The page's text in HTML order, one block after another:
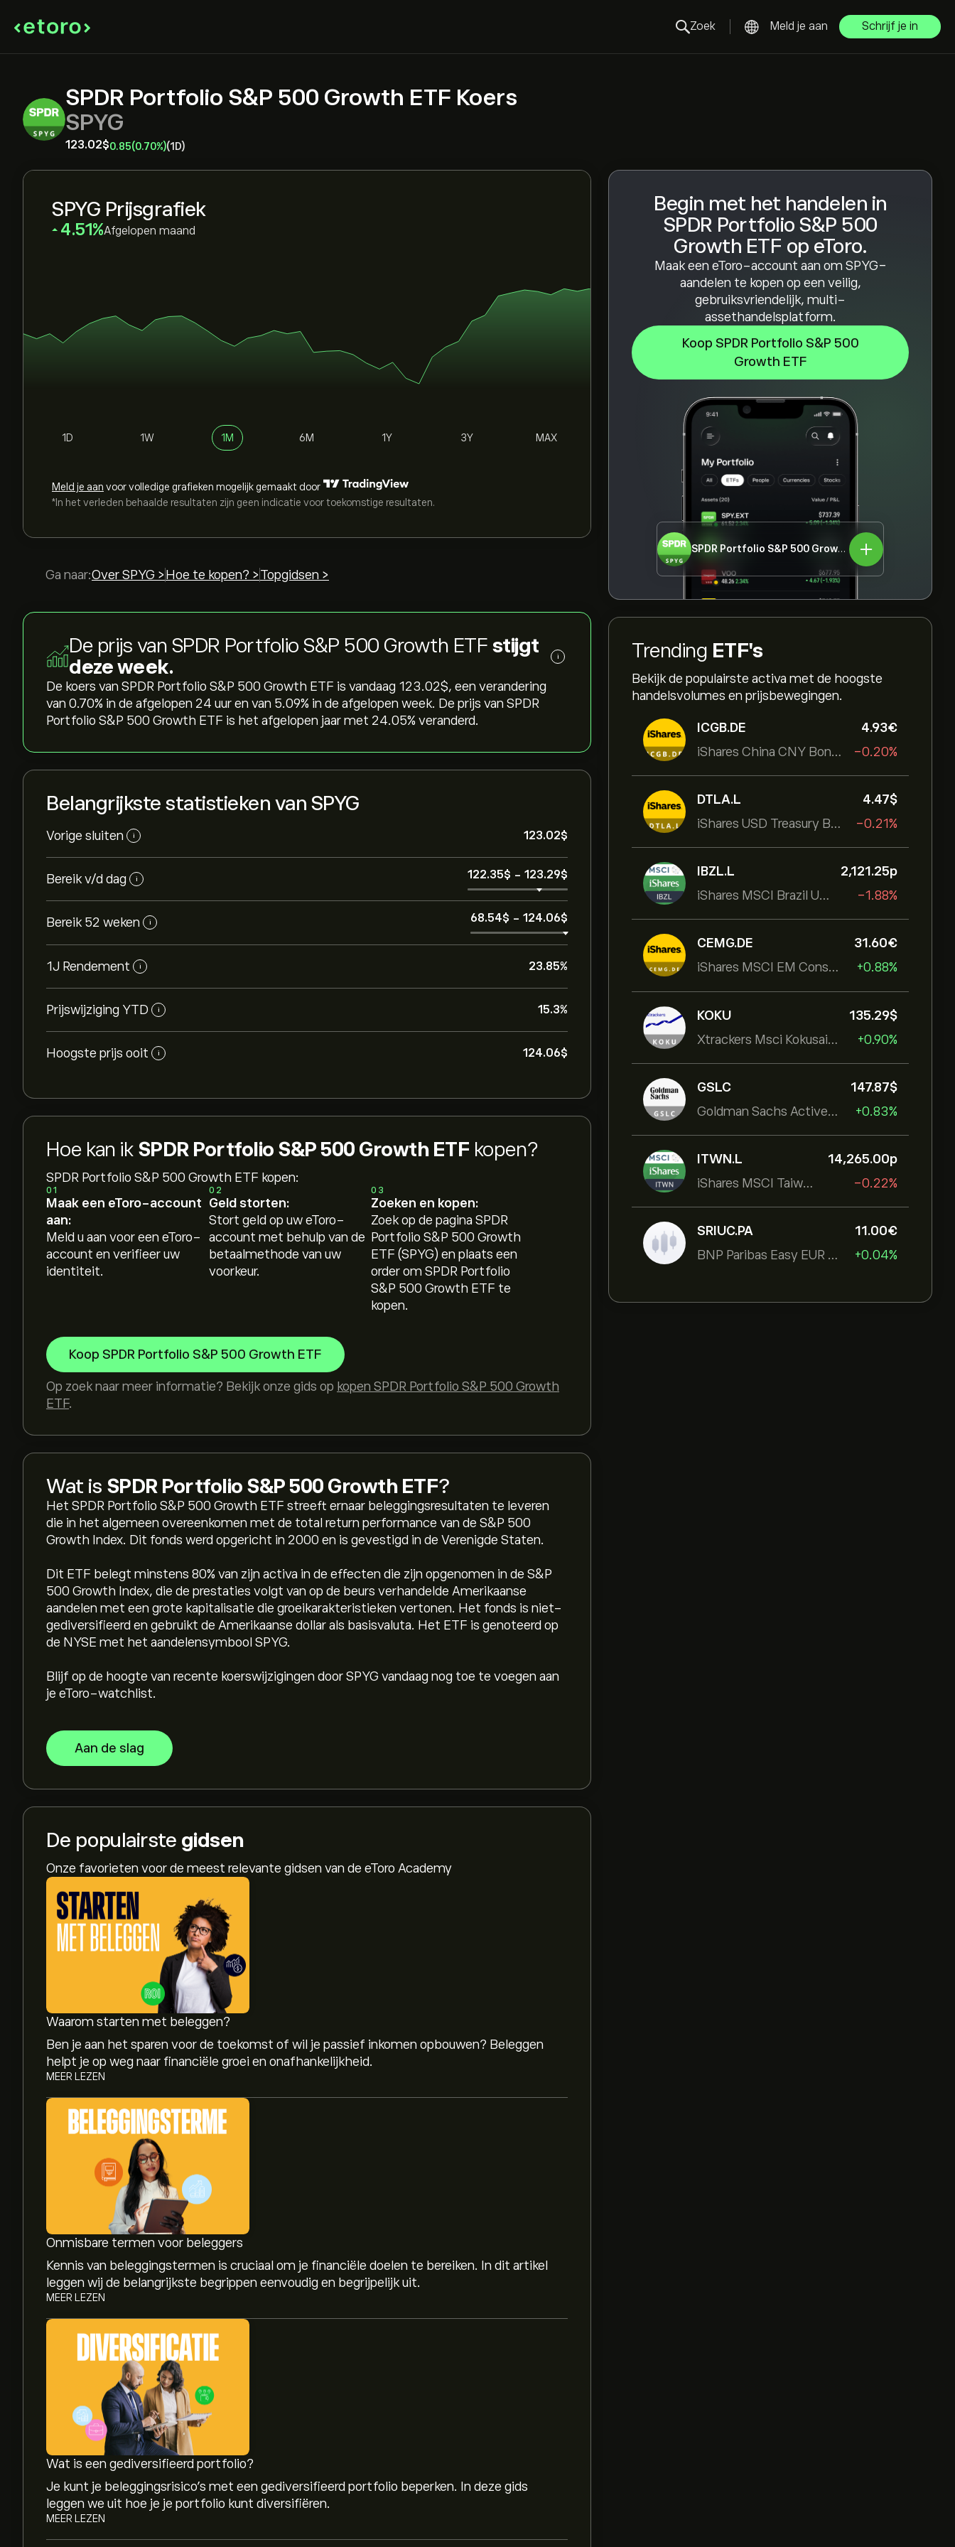
Zoek Meld je aan Schrijf je in
SPDR Portfolio S&P 500 Growth ETF Koers
SPYG
123.02‎$‎0.85(0.70%)(1D)
Begin met het handelen in
SPDR Portfolio S&P 500
Growth ETF op eToro.
Maak een eToro-account aan om SPYG-
aandelen te kopen op een veilig,
gebruiksvriendelijk, multi-
assethandelsplatform.
Koop SPDR Portfolio S&P 500
Growth ETF
SPDR Portfolio S&P 500 Growth ETF SPYG
Trending ETF's
Bekijk de populairste activa met de hoogste
handelsvolumes en prijsbewegingen.
ICGB.DE
iShares China CNY Bond UCITS ETF
4.93‎€‎
-0.20%
DTLA.L
iShares USD Treasury Bond 20+yr UCITS ETF
4.47‎$‎
-0.21%
IBZL.L
iShares MSCI Brazil UCITS ETF (Dist)
2,121.25‎p‎
-1.88%
CEMG.DE
iShares MSCI EM Consumer Growth UCITS ETF
31.60‎€‎
+0.88%
KOKU
Xtrackers Msci Kokusai Eqty
135.29‎$‎
+0.90%
GSLC
Goldman Sachs ActiveBeta U.S. Large Cap Equity ETF
147.87‎$‎
+0.83%
ITWN.L
iShares MSCI Taiwan UCITS ETF
14,265.00‎p‎
-0.22%
SRIUC.PA
BNP Paribas Easy EUR Corp Bond SRI Fossil Free Ult
11.00‎€‎
+0.04%
SPYG Prijsgrafiek
‎4.51‎ Afgelopen maand
1D 1W 1M 6M 1Y 3Y MAX
Meld je aan voor volledige grafieken mogelijk gemaakt door
*In het verleden behaalde resultaten zijn geen indicatie voor toekomstige resultaten.
Ga naar:Over SPYG > Hoe te kopen? > Topgidsen >
De prijs van SPDR Portfolio S&P 500 Growth ETF stijgt
deze week.
i
De koers van SPDR Portfolio S&P 500 Growth ETF is vandaag 123.02‎$‎, een verandering
van ‎0.70‎% in de afgelopen 24 uur en van ‎5.09‎% in de afgelopen week. De prijs van SPDR
Portfolio S&P 500 Growth ETF is het afgelopen jaar met ‎24.05‎% veranderd.
Belangrijkste statistieken van SPYG
Vorige sluiten i 123.02‎$‎
Bereik v/d dag i 122.35‎$‎ - 123.29‎$‎
Bereik 52 weken i 68.54‎$‎ - 124.06‎$‎
1J Rendement i 23.85%
Prijswijziging YTD i 15.3%
Hoogste prijs ooit i 124.06‎$‎
Hoe kan ik SPDR Portfolio S&P 500 Growth ETF kopen?
SPDR Portfolio S&P 500 Growth ETF kopen:
01
Maak een eToro-account
aan:
Meld u aan voor een eToro-
account en verifieer uw
identiteit.
02
Geld storten:
Stort geld op uw eToro-
account met behulp van de
betaalmethode van uw
voorkeur.
03
Zoeken en kopen:
Zoek op de pagina SPDR
Portfolio S&P 500 Growth
ETF (SPYG) en plaats een
order om SPDR Portfolio
S&P 500 Growth ETF te
kopen.
Koop SPDR Portfolio S&P 500 Growth ETF
Op zoek naar meer informatie? Bekijk onze gids op kopen SPDR Portfolio S&P 500 Growth
ETF.
Wat is SPDR Portfolio S&P 500 Growth ETF?
Het SPDR Portfolio S&P 500 Growth ETF streeft ernaar beleggingsresultaten te leveren
die in het algemeen overeenkomen met de total return performance van de S&P 500
Growth Index. Dit fonds werd opgericht in 2000 en is gevestigd in de Verenigde Staten.
Dit ETF belegt minstens 80% van zijn activa in de effecten die zijn opgenomen in de S&P
500 Growth Index, die de prestaties volgt van op de beurs verhandelde Amerikaanse
aandelen met een grote kapitalisatie die groeikarakteristieken vertonen. Het fonds is niet-
gediversifieerd en gebruikt de Amerikaanse dollar als basisvaluta. Het ETF is genoteerd op
de NYSE met het aandelensymbool SPYG.
Blijf op de hoogte van recente koerswijzigingen door SPYG vandaag nog toe te voegen aan
je eToro-watchlist.
Aan de slag
De populairste gidsen
Onze favorieten voor de meest relevante gidsen van de eToro Academy
Waarom starten met beleggen?
Ben je aan het sparen voor de toekomst of wil je passief inkomen opbouwen? Beleggen
helpt je op weg naar financiële groei en onafhankelijkheid.
MEER LEZEN
Onmisbare termen voor beleggers
Kennis van beleggingstermen is cruciaal om je financiële doelen te bereiken. In dit artikel
leggen wij de belangrijkste begrippen eenvoudig en begrijpelijk uit.
MEER LEZEN
Wat is een gediversifieerd portfolio?
Je kunt je beleggingsrisico’s met een gediversifieerd portfolio beperken. In deze gids
leggen we uit hoe je je portfolio kunt diversifiëren.
MEER LEZEN
De huidige prijs van SPYG is 123.02‎$‎
De recordhoogte van SPDR Portfolio S&P 500 Growth ETF is 124.06‎$‎
Selecteer het "1D" of "1W" tijdsbestek op de eToro grafiek en zoom uit om de historische
prijsbewegingen te zien van SPDR Portfolio S&P 500 Growth ETF. De prijs van SPDR
Portfolio S&P 500 Growth ETF lag het afgelopen jaar tussen 23.85‎$‎